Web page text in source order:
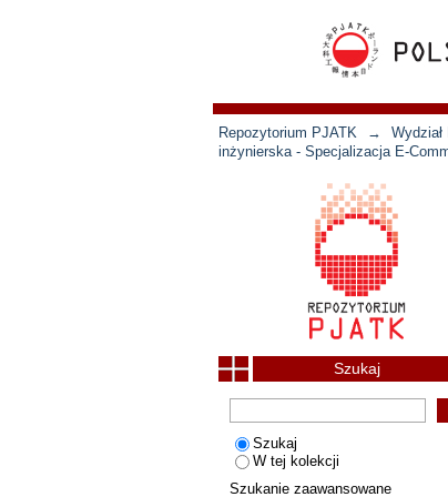
Repozytorium PJATK →
inżynierska - Specjalizacja E-
Szukaj
Szukaj
W tej kolekcji
Szukanie zaawansowane